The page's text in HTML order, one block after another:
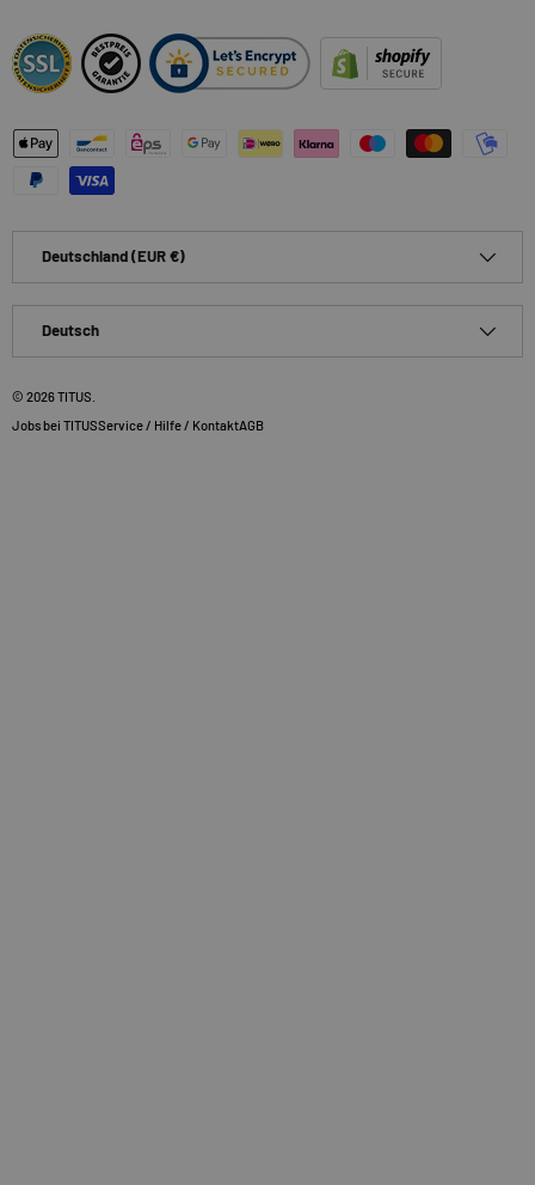
Zahlungsmethoden
Deutschland (EUR €)
Deutsch
© 2026TITUS
Jobs bei TITUSService / Hilfe / KontaktAGB